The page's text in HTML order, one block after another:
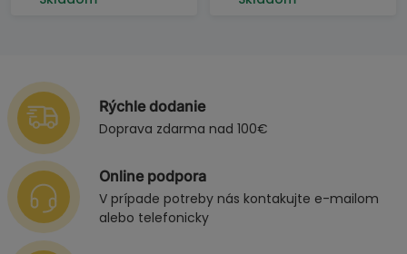
Rýchle dodanie
Doprava zdarma nad 100€
Online podpora
V prípade potreby nás kontakujte e-mailom
alebo telefonicky